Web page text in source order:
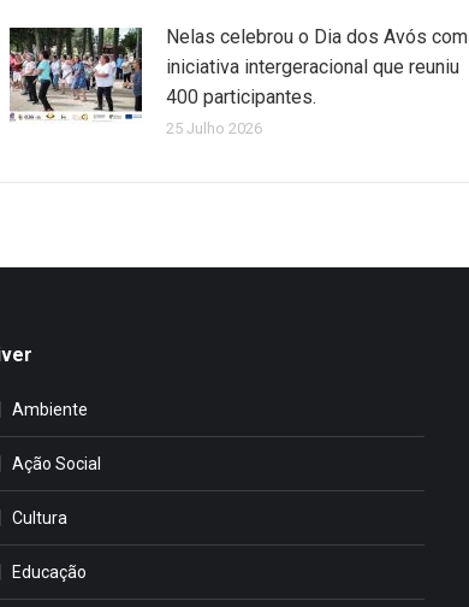
Nelas celebrou o Dia dos Avós com
iniciativa intergeracional que reuniu
400 participantes.
25 Julho 2026
Ambiente
Ação Social
Cultura
Educação